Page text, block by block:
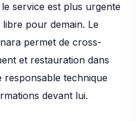
service est plus urgente
pour demain. Le
permet de cross-
et restauration dans
technique
devant lui.